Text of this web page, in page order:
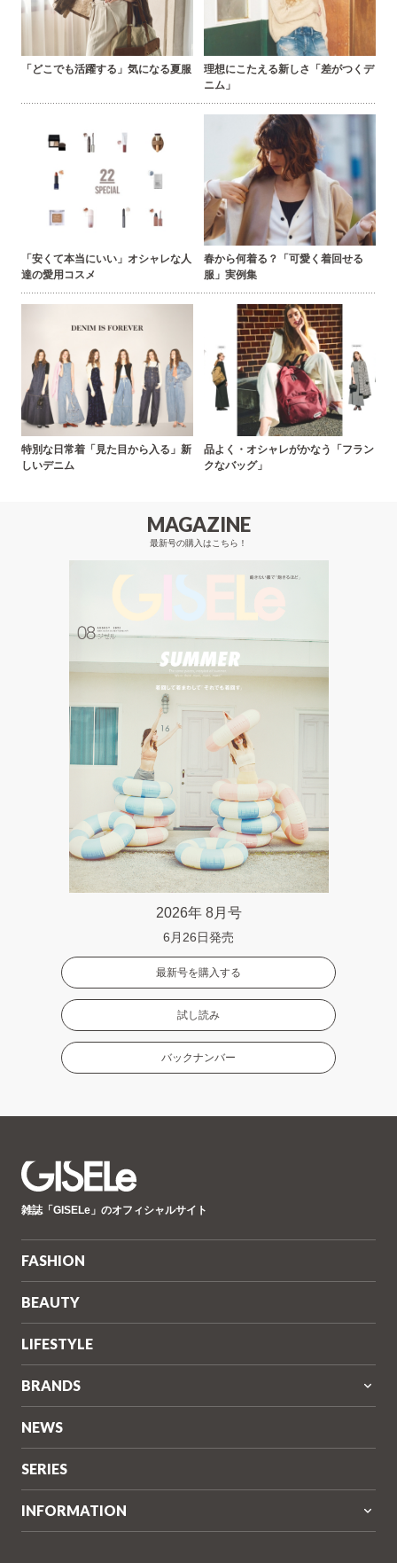
「どこでも活躍する」気になる夏服
理想にこたえる新しさ「差がつくデ
ニム」
「安くて本当にいい」オシャレな人
達の愛用コスメ
春から何着る？「可愛く着回せる
服」実例集
特別な日常着「見た目から入る」新
しいデニム
品よく・オシャレがかなう「フラン
クなバッグ」
MAGAZINE
最新号の購入はこちら！
2026年 8月号
6月26日発売
最新号を購入する
試し読み
バックナンバー
ゼ
雑誌「GISELe」のオフィシャルサイト
FASHION
BEAUTY
LIFESTYLE
BRANDS
NEWS
SERIES
INFORMATION